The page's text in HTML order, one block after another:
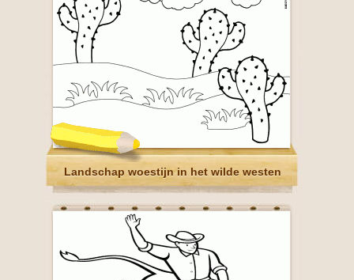
Landschap woestijn in het wilde westen